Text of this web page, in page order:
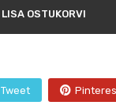
LISA OSTUKORVI
Tweet